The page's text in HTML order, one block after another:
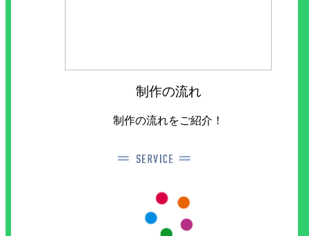
制作の流れ
制作の流れをご紹介！